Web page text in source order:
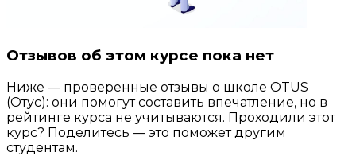
Отзывов об этом курсе пока нет
Ниже — проверенные отзывы о школе OTUS
(Отус): они помогут составить впечатление, но в
рейтинге курса не учитываются. Проходили этот
курс? Поделитесь — это поможет другим
студентам.